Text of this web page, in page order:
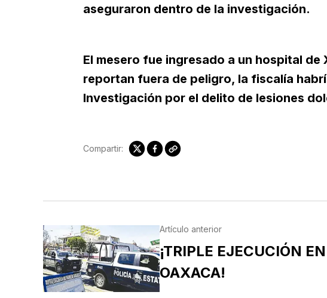
aseguraron dentro de la investigación.
El mesero fue ingresado a un hospital de
reportan fuera de peligro, la fiscalía
Investigación por el delito de lesiones
Compartir:
Artículo anterior
¡TRIPLE EJECUCIÓN EN
OAXACA!